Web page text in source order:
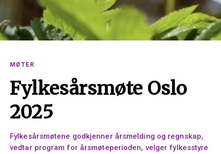
MØTER
Fylkesårsmøte Oslo
2025
Fylkesårsmøtene godkjenner årsmelding og regnskap,
vedtar program for årsmøteperioden, velger fylkesstyre